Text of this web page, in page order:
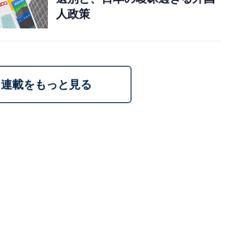
人政策
連載をもっと見る